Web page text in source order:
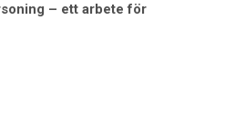
– ett arbete för